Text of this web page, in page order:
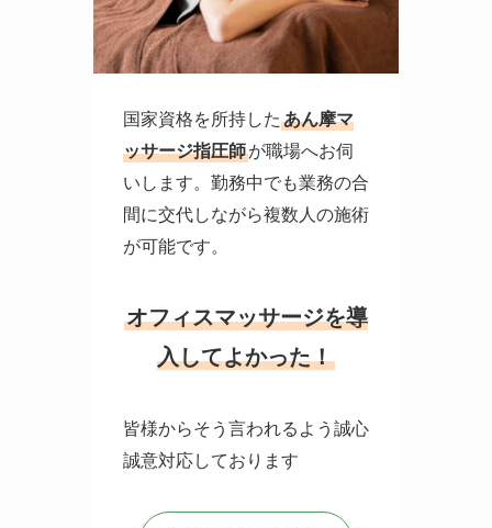
国家資格を所持した あん摩マ
ッサージ指圧師が職場へお伺
いします。勤務中でも業務の合
間に交代しながら複数人の施術
が可能です。
オフィスマッサージを導
入してよかった！
皆様からそう言われるよう誠心
誠意対応しております